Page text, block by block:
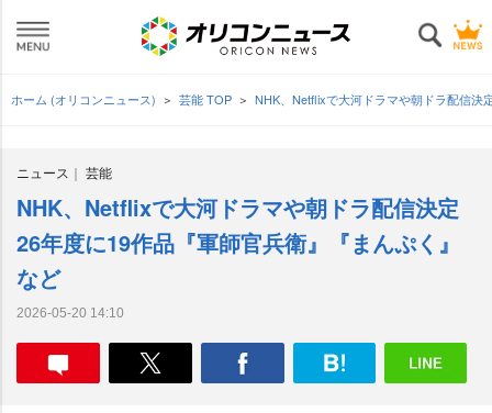
ホーム (オリコンニュース) 芸能 TOP NHK、Netflixで大河ドラマや朝ドラ配信
ニュース 芸能
NHK、Netflixで大河ドラマや朝ドラ配信決定
26年度に19作品『軍師官兵衛』『まんぷく』
など
2026-05-20 14:10